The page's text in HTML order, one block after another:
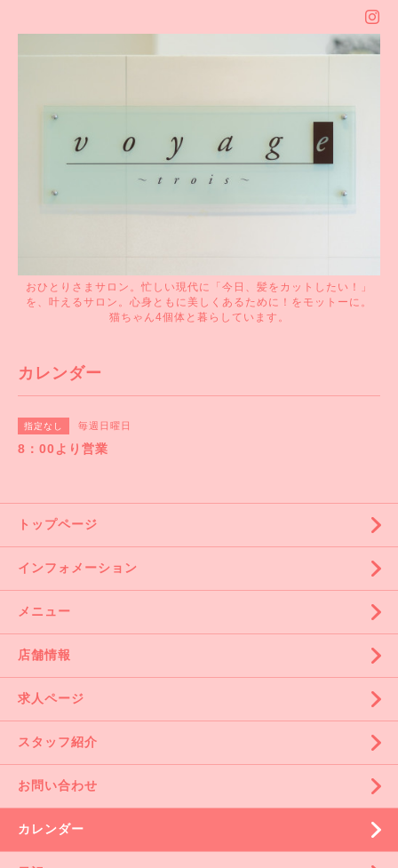
おひとりさまサロン。忙しい現代に「今日、髪をカットしたい！」
を、叶えるサロン。心身ともに美しくあるために！をモットーに。
猫ちゃん4個体と暮らしています。
カレンダー
指定なし 毎週日曜日
8：00より営業
トップページ
インフォメーション
メニュー
店舗情報
求人ページ
スタッフ紹介
お問い合わせ
カレンダー